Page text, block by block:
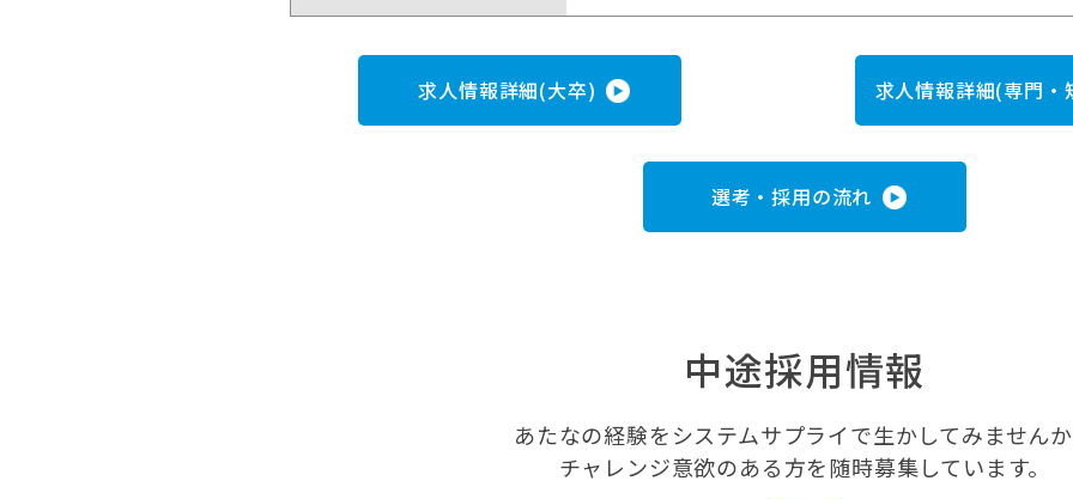
求人情報詳細(大卒) 求人情報詳細(専門・
選考・採用の流れ
中途採用情報
あたなの経験をシステムサプライで生かしてみません
チャレンジ意欲のある方を随時募集しています。